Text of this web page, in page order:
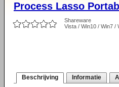
Process Lasso
Shareware
Vista / Win10 / Win7 /
Beschrijving Informatie